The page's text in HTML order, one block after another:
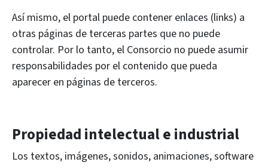
Así mismo, el portal puede contener enlaces (links) a
otras páginas de terceras partes que no puede
controlar. Por lo tanto, el Consorcio no puede asumir
responsabilidades por el contenido que pueda
aparecer en páginas de terceros.
Propiedad intelectual e industrial
Los textos, imágenes, sonidos, animaciones, software